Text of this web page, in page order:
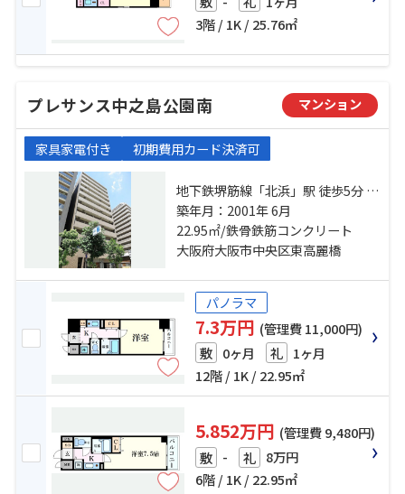
3階 / 1K / 25.76㎡
プレサンス中之島公園南 マンション
家具家電付き 初期費用カード決済可
地下鉄堺筋線「北浜」駅 徒歩5分 京
阪本線「北浜」駅 徒歩4分 地下鉄谷
町線「天満橋」駅 徒歩9分
築年月：2001年 6月
22.95㎡/鉄骨鉄筋コンクリート
大阪府大阪市中央区東高麗橋
パノラマ
7.3万円 (管理費 11,000円)
敷 0ヶ月 礼 1ヶ月
12階 / 1K / 22.95㎡
5.852万円 (管理費 9,480円)
敷 - 礼 8万円
6階 / 1K / 22.95㎡